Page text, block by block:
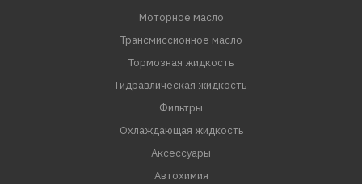
эксплуатационных режимах работы двигателя.
Моторное масло RAVENOL ECS EcoSynth SAE 0W-20
предназначено для современных мн
Моторное масло
Трансмиссионное масло
Тормозная жидкость
Гидравлическая жидкость
Фильтры
Охлаждающая жидкость
Аксессуары
Автохимия